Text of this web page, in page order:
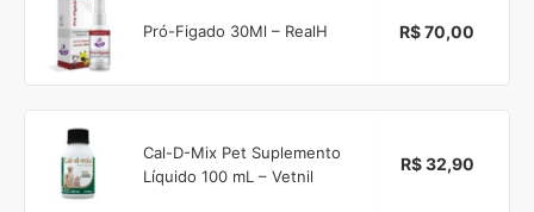
Pró-Figado 30Ml – RealH R$ 70,00
Cal-D-Mix Pet Suplemento
Líquido 100 mL – Vetnil
R$ 32,90